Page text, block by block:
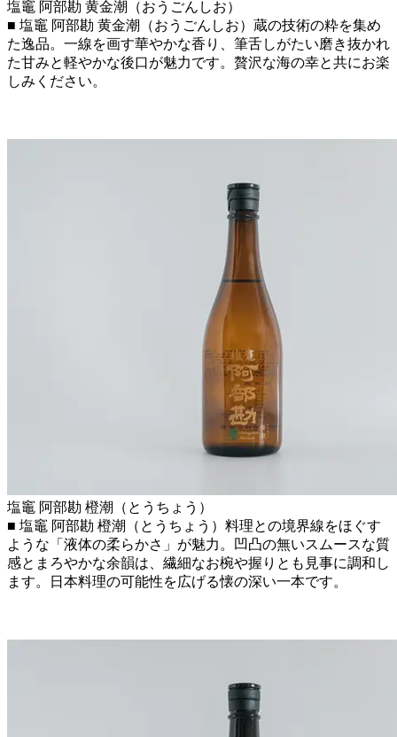
塩竈 阿部勘 黄金潮（おうごんしお）
■ 塩竈 阿部勘 黄金潮（おうごんしお）蔵の技術の粋を集め
た逸品。一線を画す華やかな香り、筆舌しがたい磨き抜かれ
た甘みと軽やかな後口が魅力です。贅沢な海の幸と共にお楽
しみください。
塩竈 阿部勘 橙潮（とうちょう）
■ 塩竈 阿部勘 橙潮（とうちょう）料理との境界線をほぐす
ような「液体の柔らかさ」が魅力。凹凸の無いスムースな質
感とまろやかな余韻は、繊細なお椀や握りとも見事に調和し
ます。日本料理の可能性を広げる懐の深い一本です。